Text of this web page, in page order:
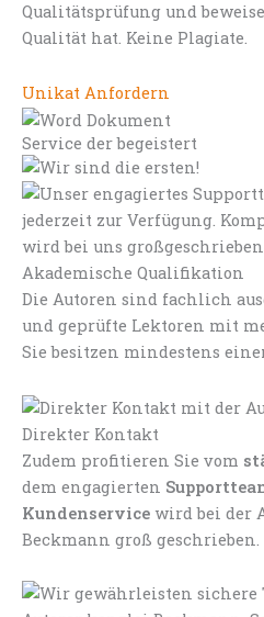
Qualitätsprüfung und
Qualität hat. Keine Plagiate.
Unikat Anfordern
Service der begeistert
Akademische Qualifikation
Die Autoren sind fachlich
und geprüfte Lektoren mit
Sie besitzen mindestens
Direkter Kontakt
Zudem profitieren Sie vom
dem engagierten
Kundenservice wird bei der
Beckmann groß geschrieben.